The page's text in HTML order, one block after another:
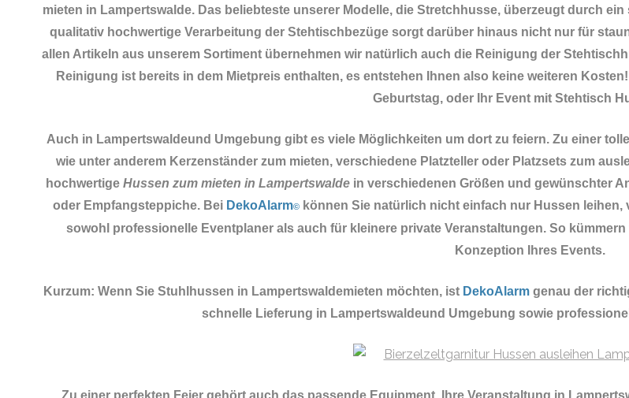
mieten in Lampertswalde. Das beliebteste unserer Modelle, die Stretchhusse, überzeugt durch
qualitativ hochwertige Verarbeitung der Stehtischbezüge sorgt darüber hinaus nicht nur für
allen Artikeln aus unserem Sortiment übernehmen wir natürlich auch die Reinigung der
Reinigung ist bereits in dem Mietpreis enthalten, es entstehen Ihnen also keine weiteren
Geburtstag, oder Ihr Event mit Stehtisch
Auch in Lampertswaldeund Umgebung gibt es viele Möglichkeiten um dort zu feiern. Zu einer
wie unter anderem Kerzenständer zum mieten, verschiedene Platzteller oder Platzsets zum
hochwertige Hussen zum mieten in Lampertswalde in verschiedenen Größen und gewünschter
oder Empfangsteppiche. Bei DekoAlarm©
können Sie natürlich nicht einfach nur Hussen
sowohl professionelle Eventplaner als auch für kleinere private Veranstaltungen. So
Konzeption Ihres Events.
Kurzum: Wenn Sie Stuhlhussen in Lampertswaldemieten möchten, ist DekoAlarmgenau der
schnelle Lieferung in Lampertswaldeund Umgebung sowie